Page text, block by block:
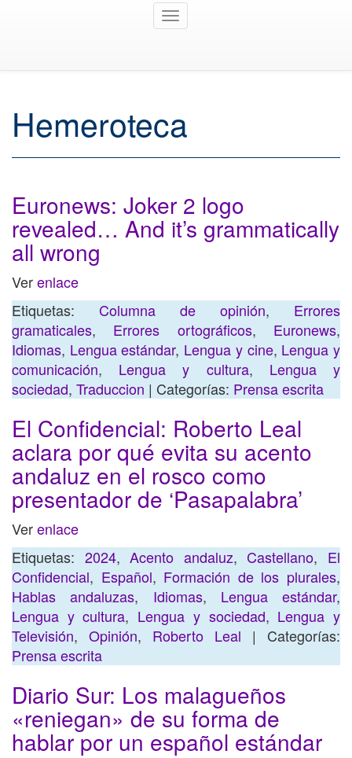
Toggle
Hemeroteca
Euronews: Joker 2 logo
revealed… And it’s grammatically
all wrong
Verenlace
Etiquetas: Columna de opinión, Errores
gramaticales, Errores ortográficos, Euronews,
Idiomas, Lengua estándar, Lengua y cine, Lengua y
comunicación, Lengua y cultura, Lengua y
sociedad, Traduccion | Categorías: Prensa escrita
El Confidencial: Roberto Leal
aclara por qué evita su acento
andaluz en el rosco como
presentador de ‘Pasapalabra’
Verenlace
Etiquetas: 2024,Acento andaluz,Castellano, El
Confidencial, Español, Formación de los plurales,
Hablas andaluzas, Idiomas, Lengua estándar,
Lengua y cultura, Lengua y sociedad, Lengua y
Televisión, Opinión, Roberto Leal | Categorías:
Prensa escrita
Diario Sur: Los malagueños
«reniegan» de su forma de
hablar por un español estándar